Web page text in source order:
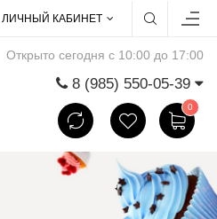
ЛИЧНЫЙ КАБИНЕТ
Открыто сегодня с 10:00 до 17:00
8 (985) 550-05-39
0